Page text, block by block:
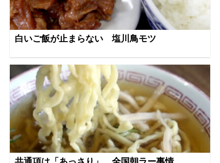
白いご飯が止まらない 塩川鳥モツ